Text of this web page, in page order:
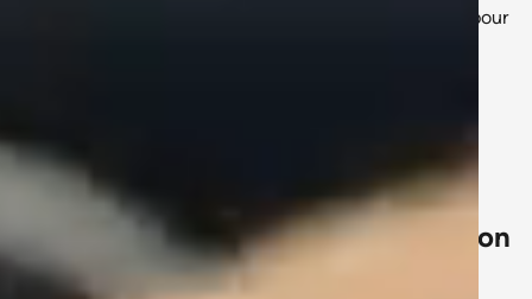
millions de Français font confiance à notre expertise pour
tous, du débutant à l'expert.
Profitez gratuitement d'une sélection
de séances